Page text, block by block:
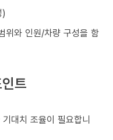
위와 인원/차량 구성을 함
트
대치 조율이 필요합니